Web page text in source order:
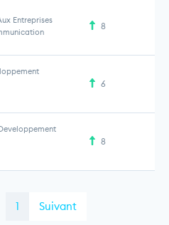
Entreprises
8
6
8
1 Suivant